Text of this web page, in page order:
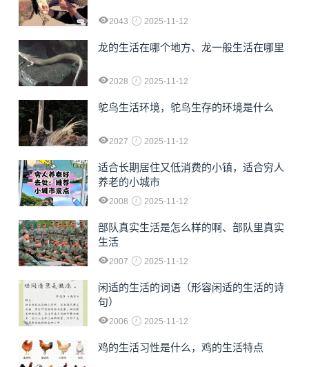
2043 2025-11-12
龙的生活在哪个地方、龙一般生活在哪里
2028 2025-11-12
鸵鸟生活环境，鸵鸟生存的环境是什么
2027 2025-11-12
适合长期居住又低消费的小镇，适合穷人
养老的小城市
2008 2025-11-12
部队真实生活是怎么样的啊、部队里真实
生活
2007 2025-11-12
闲适的生活的词语（形容闲适的生活的诗
句）
2006 2025-11-12
鸡的生活习性是什么，鸡的生活特点